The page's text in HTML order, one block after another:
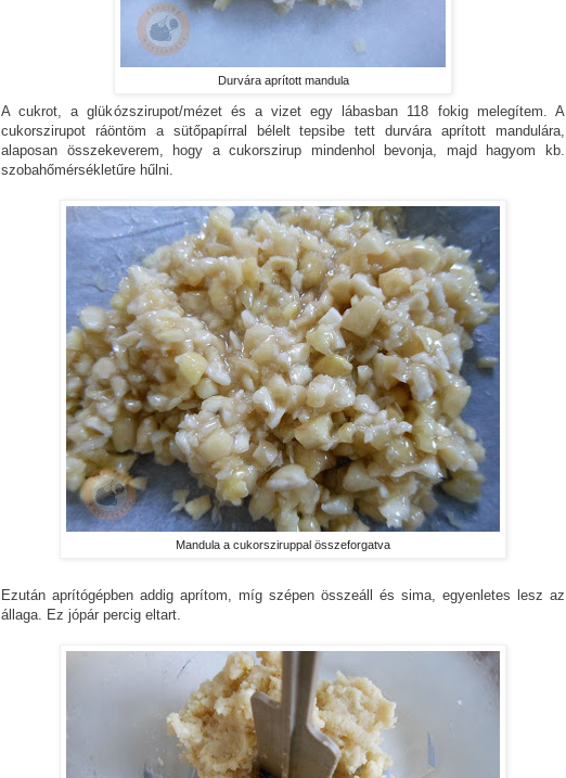
Durvára aprított mandula
A cukrot, a glükózszirupot/mézet és a vizet egy lábasban 118 fokig melegítem. A
cukorszirupot ráöntöm a sütőpapírral bélelt tepsibe tett durvára aprított mandulára,
alaposan összekeverem, hogy a cukorszirup mindenhol bevonja, majd hagyom kb.
szobahőmérsékletűre hűlni.
Mandula a cukorsziruppal összeforgatva
Ezután aprítógépben addig aprítom, míg szépen összeáll és sima, egyenletes lesz az
állaga. Ez jópár percig eltart.